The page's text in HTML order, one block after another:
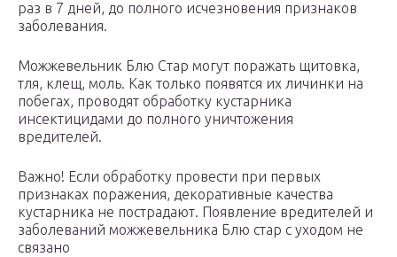
раз в 7 дней, до полного исчезновения признаков
заболевания.
Можжевельник Блю Стар могут поражать щитовка,
тля, клещ, моль. Как только появятся их личинки на
побегах, проводят обработку кустарника
инсектицидами до полного уничтожения
вредителей.
Важно! Если обработку провести при первых
признаках поражения, декоративные качества
кустарника не пострадают. Появление вредителей и
заболеваний можжевельника Блю стар с уходом не
связано